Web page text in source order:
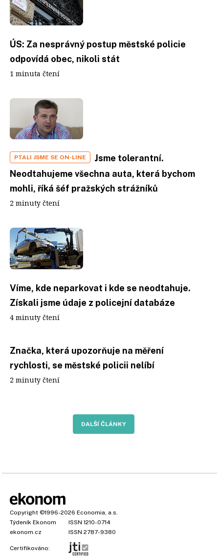
ÚS: Za nesprávný postup městské policie
odpovídá obec, nikoli stát
1 minuta čtení
PTALI JSME SE ON-LINE
Jsme tolerantní.
Neodtahujeme všechna auta, která bychom
mohli, říká šéf pražských strážníků
2 minuty čtení
Víme, kde neparkovat i kde se neodtahuje.
Získali jsme údaje z policejní databáze
4 minuty čtení
Značka, která upozorňuje na měření
rychlosti, se městské policii nelíbí
2 minuty čtení
DALŠÍ ČLÁNKY
Copyright ©1996-2026 Economia, a.s.
Týdeník Ekonom
ISSN 1210-0714
ekonom.cz
ISSN 2787-9380
Certifikováno: